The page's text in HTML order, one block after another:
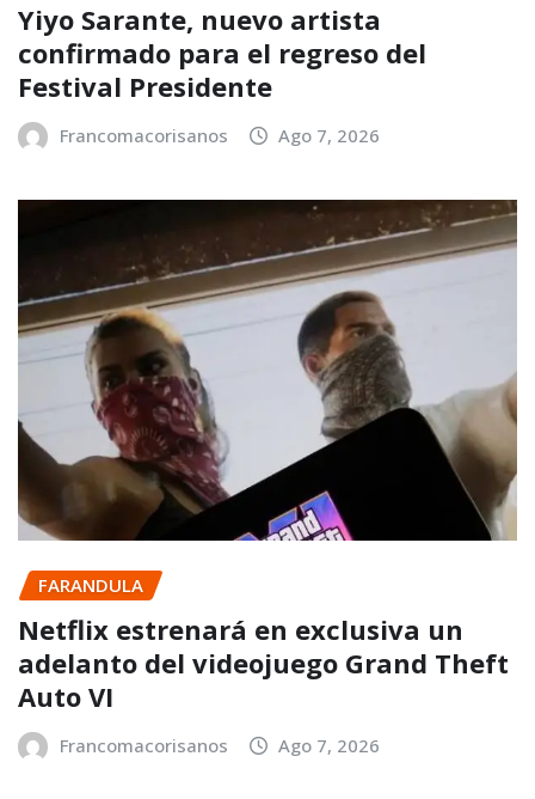
Yiyo Sarante, nuevo artista
confirmado para el regreso del
Festival Presidente
Francomacorisanos Ago 7, 2026
FARANDULA
Netflix estrenará en exclusiva un
adelanto del videojuego Grand Theft
Auto VI
Francomacorisanos Ago 7, 2026